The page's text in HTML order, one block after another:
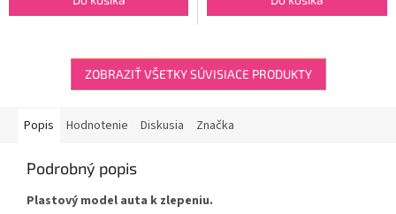
ZOBRAZIŤ VŠETKY SÚVISIACE PRODUKTY
Popis Hodnotenie Diskusia Značka
Podrobný popis
Plastový model auta k zlepeniu.